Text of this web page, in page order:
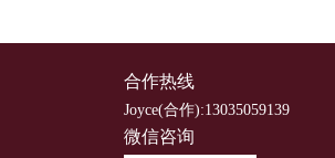
合作热线
Joyce(合作):13035059139
微信咨询